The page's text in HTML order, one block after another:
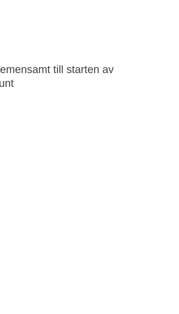
till starten av